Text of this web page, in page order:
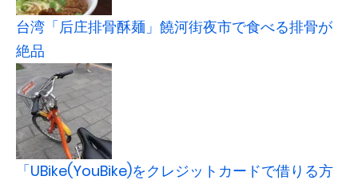
台湾「后庄排骨酥麺」饒河街夜市で食べる排骨が
絶品
「UBike(YouBike)をクレジットカードで借りる方